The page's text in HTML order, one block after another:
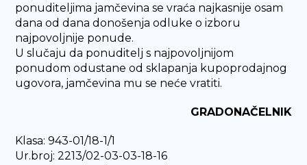
ponuditeljima jamčevina se vraća najkasnije osam
dana od dana donošenja odluke o izboru
najpovoljnije ponude.
U slučaju da ponuditelj s najpovoljnijom
ponudom odustane od sklapanja kupoprodajnog
ugovora, jamčevina mu se neće vratiti.
GRADONAČELNIK
Klasa: 943-01/18-1/1
Ur.broj: 2213/02-03-03-18-16